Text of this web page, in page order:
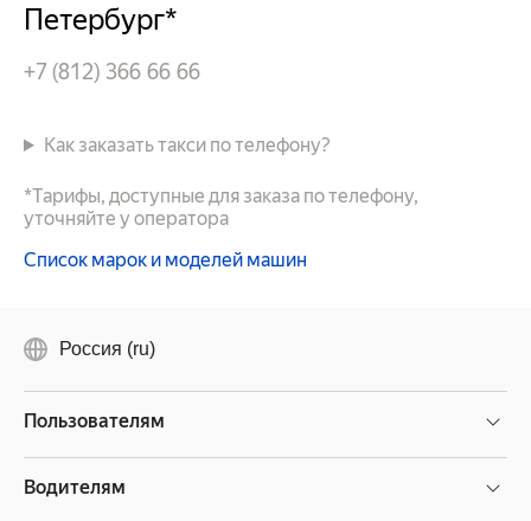
Петербург*
+7 (812) 366 66 66
Как заказать такси по телефону?
*Тарифы, доступные для заказа по телефону,
уточняйте у оператора
Список марок и моделей машин
Россия (ru)
Пользователям
Водителям